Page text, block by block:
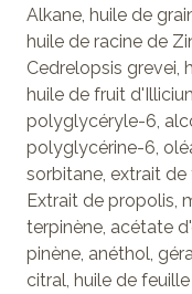
Alkane, huile de
huile de racine de
Cedrelopsis grevei,
huile de fruit
polyglycéryle-6,
polyglycérine-6,
sorbitane, extrait de
Extrait de propolis,
terpinène, acétate
pinène, anéthol,
citral, huile de